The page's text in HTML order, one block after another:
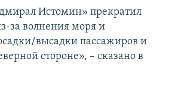
Истомин» прекратил
за волнения моря и
высадки пассажиров и
стороне», – сказано в